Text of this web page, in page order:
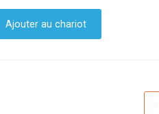
Ajouter au chariot